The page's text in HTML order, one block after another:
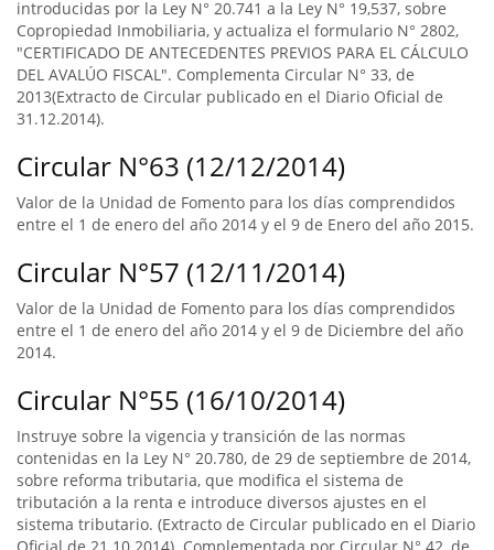
introducidas por la Ley N° 20.741 a la Ley N° 19,537, sobre
Copropiedad Inmobiliaria, y actualiza el formulario N° 2802,
"CERTIFICADO DE ANTECEDENTES PREVIOS PARA EL CÁLCULO
DEL AVALÚO FISCAL". Complementa Circular N° 33, de
2013(Extracto de Circular publicado en el Diario Oficial de
31.12.2014).
Circular N°63 (12/12/2014)
Valor de la Unidad de Fomento para los días comprendidos
entre el 1 de enero del año 2014 y el 9 de Enero del año 2015.
Circular N°57 (12/11/2014)
Valor de la Unidad de Fomento para los días comprendidos
entre el 1 de enero del año 2014 y el 9 de Diciembre del año
2014.
Circular N°55 (16/10/2014)
Instruye sobre la vigencia y transición de las normas
contenidas en la Ley N° 20.780, de 29 de septiembre de 2014,
sobre reforma tributaria, que modifica el sistema de
tributación a la renta e introduce diversos ajustes en el
sistema tributario. (Extracto de Circular publicado en el Diario